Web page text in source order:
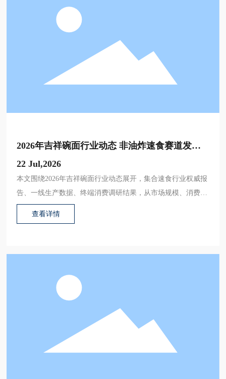
2026年吉祥碗面行业动态 非油炸速食赛道发展
趋势全解析
22 Jul,2026
本文围绕2026年吉祥碗面行业动态展开，集合速食行业权威报
告、一线生产数据、终端消费调研结果，从市场规模、消费偏
好、工艺升级等多维度拆解行业发展现状，为从业者、经销商
查看详情